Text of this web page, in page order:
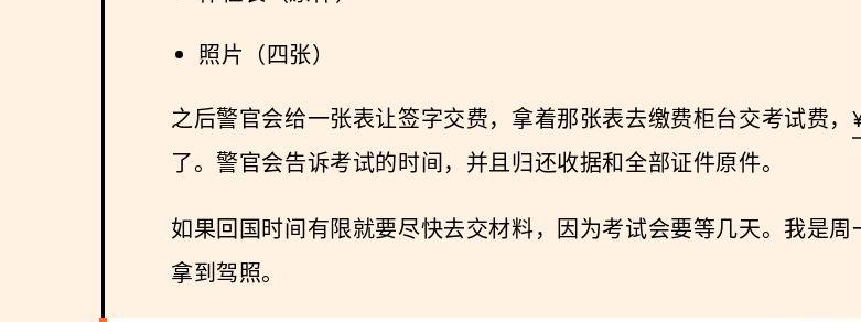
照片（四张）
之后警官会给一张表让签字交费，拿着那张表去缴费柜台交考试费，
了。警官会告诉考试的时间，并且归还收据和全部证件原件。
如果回国时间有限就要尽快去交材料，因为考试会要等几天。我是
拿到驾照。